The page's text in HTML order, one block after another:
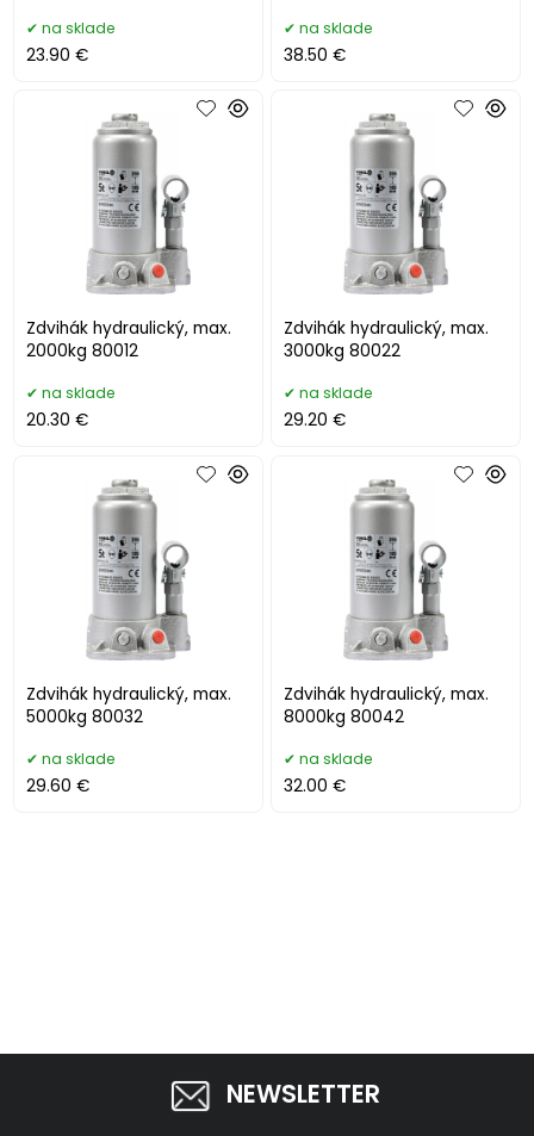
na sklade
23.90 €
na sklade
38.50 €
Zdvihák hydraulický, max.
2000kg 80012
na sklade
20.30 €
Zdvihák hydraulický, max.
3000kg 80022
na sklade
29.20 €
Zdvihák hydraulický, max.
5000kg 80032
na sklade
29.60 €
Zdvihák hydraulický, max.
8000kg 80042
na sklade
32.00 €
NEWSLETTER